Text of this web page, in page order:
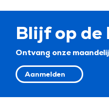
Blijf op de
Ontvang onze
Aanmelden